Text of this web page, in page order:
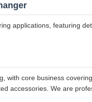
applications, featuring
with core business
accessories. We are